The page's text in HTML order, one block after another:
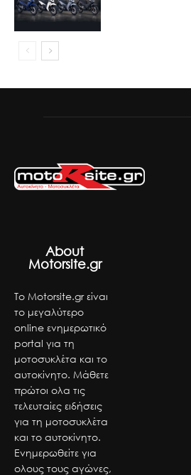
About
Motorsite.gr
Το Motorsite.gr είναι
το μεγαλύτερο
online ενημερωτικό
portal για τη
μοτοσυκλέτα και το
αυτοκίνητο. Μάθετε
πρώτοι ολα τις
τελευταίες ειδήσεις
για τη μοτοσυκλέτα
και το αυτοκίνητο.
Ενημερωθείτε για
ολους τους αγώνες,